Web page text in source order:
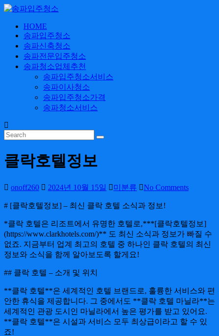
Skip
content
시
간
365
HOME
송파입주청소
송파신축청소
송파전문입주청소
송파청소업체추천
송파입주청소서비스
송파이사청소
송파입주청소가격
송파청소서비스
클락호텔정보
onoff260 2024년 10월 15일 미분류 No Comments
# [클락호텔정보] – 최신 클락 호텔 소식과 정보!
*클락 호텔은 리조트에서 유명한 호텔로,***[클락호텔정보]
(https://www.clarkhotels.com/)** 도 최신 소식과 정보가 빠질 수
없죠. 지금부터 업계 최고의 호텔 중 하나인 클락 호텔의 최신
정보와 소식을 함께 알아보도록 할게요!
## 클락 호텔 – 소개 및 위치
**클락 호텔**은 세계적인 호텔 브랜드로, 훌륭한 서비스와 편
안한 휴식을 제공합니다. 그 중에서도 **클락 호텔 마닐라**는
세계적인 관광 도시인 마닐라에서 높은 평가를 받고 있어요.
**클락 호텔**은 시설과 서비스 모두 최상급이라고 할 수 있
죠!